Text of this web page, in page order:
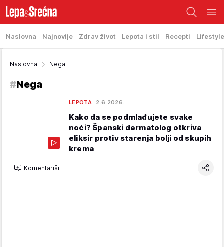
Naslovna Najnovije Zdrav život Lepota i stil Recepti Lifestyle
Naslovna Nega
#Nega
LEPOTA 2.6.2026.
Kako da se podmlađujete svake
noći? Španski dermatolog otkriva
eliksir protiv starenja bolji od skupih
krema
Komentariši